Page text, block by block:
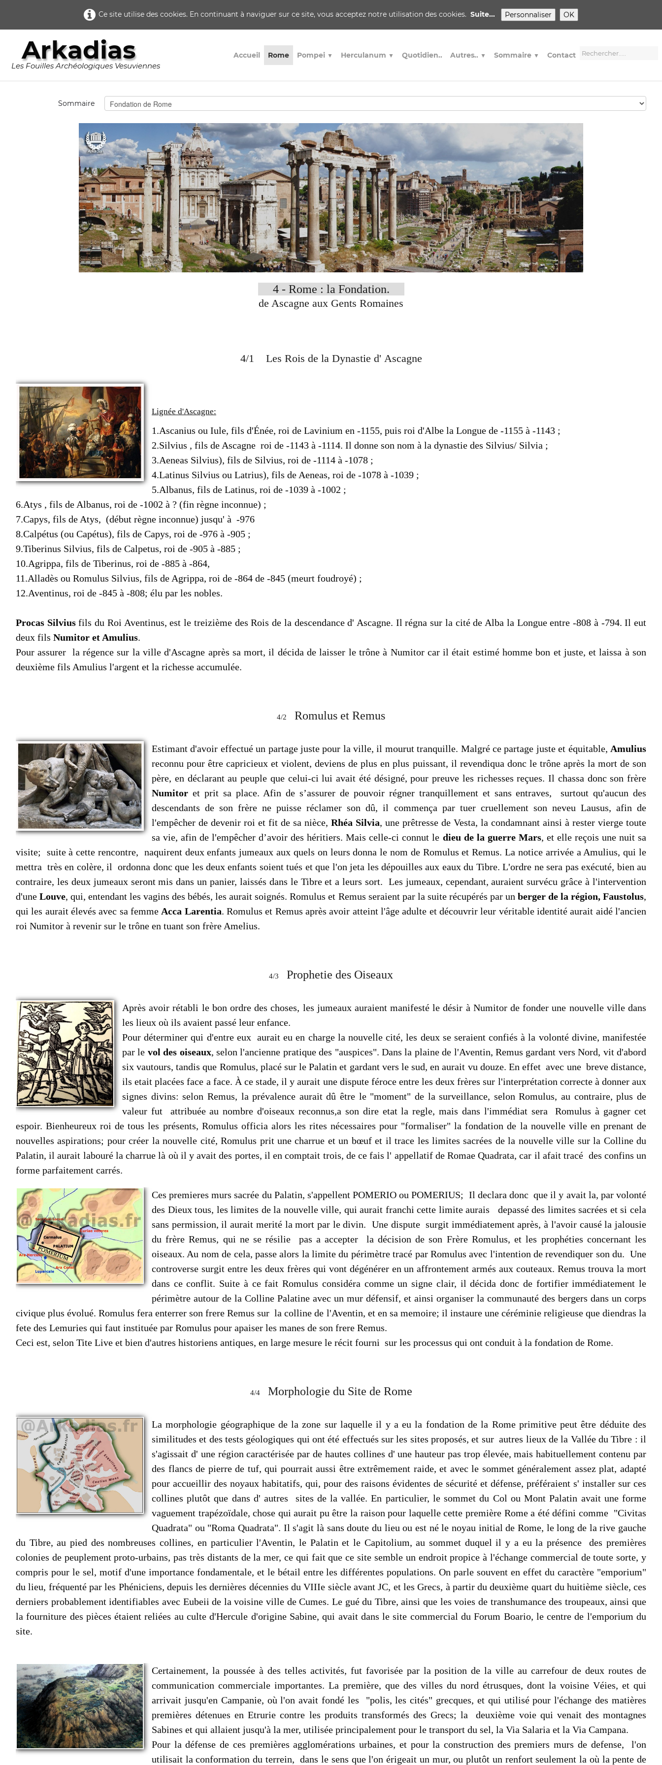
Ce site utilise des cookies. En continuant à naviguer sur ce site, vous acceptez notre utilisation des cookies. Suite... Personnaliser OK
Arkadias
Les Fouilles Archéologiques Vesuviennes
Accueil Rome Pompei ▼ Herculanum ▼ Quotidien.. Autres.. ▼ Sommaire ▼ Contact
Sommaire
4 - Rome : la Fondation.
de Ascagne aux Gents Romaines
4/1 Les Rois de la Dynastie d' Ascagne
Lignée d'Ascagne:
1.Ascanius ou Iule, fils d'Énée, roi de Lavinium en -1155, puis roi d'Albe la Longue de -1155 à -1143 ;
2.Silvius , fils de Ascagne roi de -1143 à -1114. Il donne son nom à la dynastie des Silvius/ Silvia ;
3.Aeneas Silvius), fils de Silvius, roi de -1114 à -1078 ;
4.Latinus Silvius ou Latrius), fils de Aeneas, roi de -1078 à -1039 ;
5.Albanus, fils de Latinus, roi de -1039 à -1002 ;
6.Atys , fils de Albanus, roi de -1002 à ? (fin règne inconnue) ;
7.Capys, fils de Atys, (début règne inconnue) jusqu' à -976
8.Calpétus (ou Capétus), fils de Capys, roi de -976 à -905 ;
9.Tiberinus Silvius, fils de Calpetus, roi de -905 à -885 ;
10.Agrippa, fils de Tiberinus, roi de -885 à -864,
11.Alladès ou Romulus Silvius, fils de Agrippa, roi de -864 de -845 (meurt foudroyé) ;
12.Aventinus, roi de -845 à -808; élu par les nobles.
Procas Silviusfils du Roi Aventinus, est le treizième des Rois de la descendance d' Ascagne. Il régna sur la cité de Alba la Longue entre -808 à -794. Il eut
deux fils Numitor et Amulius.
Pour assurer la régence sur la ville d'Ascagne après sa mort, il décida de laisser le trône à Numitor car il était estimé homme bon et juste, et laissa à son
deuxième fils Amulius l'argent et la richesse accumulée.
4/2 Romulus et Remus
Estimant d'avoir effectué un partage juste pour la ville, il mourut tranquille. Malgré ce partage juste et équitable, Amulius
reconnu pour être capricieux et violent, deviens de plus en plus puissant, il revendiqua donc le trône après la mort de son
père, en déclarant au peuple que celui-ci lui avait été désigné, pour preuve les richesses reçues. Il chassa donc son frère
Numitor et prit sa place. Afin de s’assurer de pouvoir régner tranquillement et sans entraves, surtout qu'aucun des
descendants de son frère ne puisse réclamer son dû, il commença par tuer cruellement son neveu Lausus, afin de
l'empêcher de devenir roi et fit de sa nièce, Rhéa Silvia, une prêtresse de Vesta, la condamnant ainsi à rester vierge toute
sa vie, afin de l'empêcher d’avoir des héritiers. Mais celle-ci connut le dieu de la guerre Mars, et elle reçois une nuit sa
visite; suite à cette rencontre, naquirent deux enfants jumeaux aux quels on leurs donna le nom de Romulus et Remus. La notice arrivée a Amulius, qui le
mettra très en colère, il ordonna donc que les deux enfants soient tués et que l'on jeta les dépouilles aux eaux du Tibre. L'ordre ne sera pas exécuté, bien au
contraire, les deux jumeaux seront mis dans un panier, laissés dans le Tibre et a leurs sort. Les jumeaux, cependant, auraient survécu grâce à l'intervention
d'uneLouve, qui, entendant les vagins des bébés, les aurait soignés. Romulus et Remus seraient par la suite récupérés par un berger de la région, Faustolus,
qui les aurait élevés avec sa femme Acca Larentia. Romulus et Remus après avoir atteint l'âge adulte et découvrir leur véritable identité aurait aidé l'ancien
roi Numitor à revenir sur le trône en tuant son frère Amelius.
4/3 Prophetie des Oiseaux
Après avoir rétabli le bon ordre des choses, les jumeaux auraient manifesté le désir à Numitor de fonder une nouvelle ville dans
les lieux où ils avaient passé leur enfance.
Pour déterminer qui d'entre eux aurait eu en charge la nouvelle cité, les deux se seraient confiés à la volonté divine, manifestée
par le vol des oiseaux, selon l'ancienne pratique des "auspices". Dans la plaine de l'Aventin, Remus gardant vers Nord, vit d'abord
six vautours, tandis que Romulus, placé sur le Palatin et gardant vers le sud, en aurait vu douze. En effet avec une breve distance,
ils etait placées face a face. À ce stade, il y aurait une dispute féroce entre les deux frères sur l'interprétation correcte à donner aux
signes divins: selon Remus, la prévalence aurait dû être le "moment" de la surveillance, selon Romulus, au contraire, plus de
valeur fut attribuée au nombre d'oiseaux reconnus,a son dire etat la regle, mais dans l'immédiat sera Romulus à gagner cet
espoir. Bienheureux roi de tous les présents, Romulus officia alors les rites nécessaires pour "formaliser" la fondation de la nouvelle ville en prenant de
nouvelles aspirations; pour créer la nouvelle cité, Romulus prit une charrue et un bœuf et il trace les limites sacrées de la nouvelle ville sur la Colline du
Palatin, il aurait labouré la charrue là où il y avait des portes, il en comptait trois, de ce fais l' appellatif de Romae Quadrata, car il afait tracé des confins un
forme parfaitement carrés.
Ces premieres murs sacrée du Palatin, s'appellent POMERIO ou POMERIUS; Il declara donc que il y avait la, par volonté
des Dieux tous, les limites de la nouvelle ville, qui aurait franchi cette limite aurais depassé des limites sacrées et si cela
sans permission, il aurait merité la mort par le divin. Une dispute surgit immédiatement après, à l'avoir causé la jalousie
du frère Remus, qui ne se résilie pas a accepter la décision de son Frère Romulus, et les prophéties concernant les
oiseaux. Au nom de cela, passe alors la limite du périmètre tracé par Romulus avec l'intention de revendiquer son du. Une
controverse surgit entre les deux frères qui vont dégénérer en un affrontement armés aux couteaux. Remus trouva la mort
dans ce conflit. Suite à ce fait Romulus considéra comme un signe clair, il décida donc de fortifier immédiatement le
périmètre autour de la Colline Palatine avec un mur défensif, et ainsi organiser la communauté des bergers dans un corps
civique plus évolué. Romulus fera enterrer son frere Remus sur la colline de l'Aventin, et en sa memoire; il instaure une céréminie religieuse que diendras la
fete des Lemuries qui faut instituée par Romulus pour apaiser les manes de son frere Remus.
Ceci est, selon Tite Live et bien d'autres historiens antiques, en large mesure le récit fourni sur les processus qui ont conduit à la fondation de Rome.
4/4 Morphologie du Site de Rome
La morphologie géographique de la zone sur laquelle il y a eu la fondation de la Rome primitive peut être déduite des
similitudes et des tests géologiques qui ont été effectués sur les sites proposés, et sur autres lieux de la Vallée du Tibre : il
s'agissait d' une région caractérisée par de hautes collines d' une hauteur pas trop élevée, mais habituellement contenu par
des flancs de pierre de tuf, qui pourrait aussi être extrêmement raide, et avec le sommet généralement assez plat, adapté
pour accueillir des noyaux habitatifs, qui, pour des raisons évidentes de sécurité et défense, préféraient s' installer sur ces
collines plutôt que dans d' autres sites de la vallée. En particulier, le sommet du Col ou Mont Palatin avait une forme
vaguement trapézoïdale, chose qui aurait pu être la raison pour laquelle cette première Rome a été défini comme "Civitas
Quadrata" ou "Roma Quadrata". Il s'agit là sans doute du lieu ou est né le noyau initial de Rome, le long de la rive gauche
du Tibre, au pied des nombreuses collines, en particulier l'Aventin, le Palatin et le Capitolium, au sommet duquel il y a eu la présence des premières
colonies de peuplement proto-urbains, pas très distants de la mer, ce qui fait que ce site semble un endroit propice à l'échange commercial de toute sorte, y
compris pour le sel, motif d'une importance fondamentale, et le bétail entre les différentes populations. On parle souvent en effet du caractère "emporium"
du lieu, fréquenté par les Phéniciens, depuis les dernières décennies du VIIIe siècle avant JC, et les Grecs, à partir du deuxième quart du huitième siècle, ces
derniers probablement identifiables avec Eubeii de la voisine ville de Cumes. Le gué du Tibre, ainsi que les voies de transhumance des troupeaux, ainsi que
la fourniture des pièces étaient reliées au culte d'Hercule d'origine Sabine, qui avait dans le site commercial du Forum Boario, le centre de l'emporium du
site.
Certainement, la poussée à des telles activités, fut favorisée par la position de la ville au carrefour de deux routes de
communication commerciale importantes. La première, que des villes du nord étrusques, dont la voisine Véies, et qui
arrivait jusqu'en Campanie, où l'on avait fondé les "polis, les cités" grecques, et qui utilisé pour l'échange des matières
premières détenues en Etrurie contre les produits transformés des Grecs; la deuxième voie qui venait des montagnes
Sabines et qui allaient jusqu'à la mer, utilisée principalement pour le transport du sel, la Via Salaria et la Via Campana.
Pour la défense de ces premières agglomérations urbaines, et pour la construction des premiers murs de defense, l'on
utilisait la conformation du terrein, dans le sens que l'on érigeait un mur, ou plutôt un renfort seulement la où la pente de